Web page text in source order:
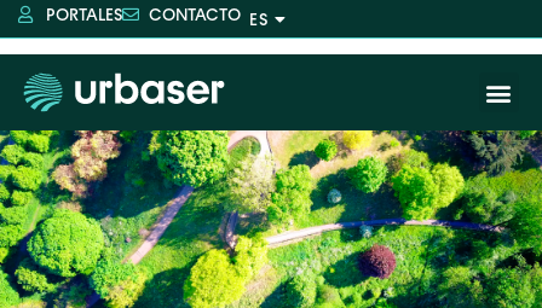
PORTALES CONTACTO